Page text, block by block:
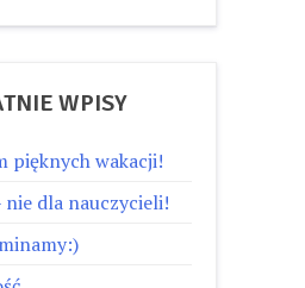
WPISY
pięknych wakacji!
dla nauczycieli!